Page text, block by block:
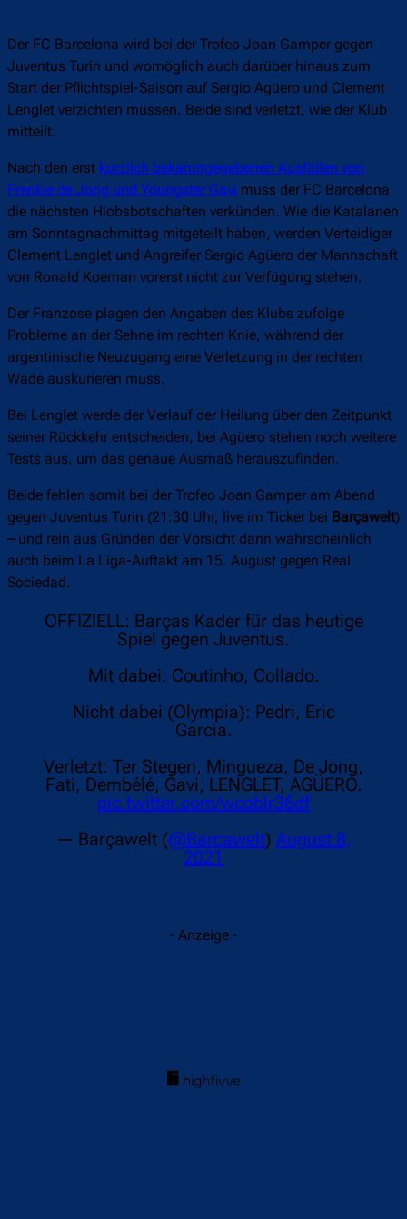
Der FC Barcelona wird bei der Trofeo Joan Gamper gegen
Juventus Turin und womöglich auch darüber hinaus zum
Start der Pflichtspiel-Saison auf Sergio Agüero und Clement
Lenglet verzichten müssen. Beide sind verletzt, wie der Klub
mitteilt.
Nach den erst kürzlich bekanntgegebenen Ausfällen von
Frenkie de Jong und Youngster Gavi muss der FC Barcelona
die nächsten Hiobsbotschaften verkünden. Wie die Katalanen
am Sonntagnachmittag mitgeteilt haben, werden Verteidiger
Clement Lenglet und Angreifer Sergio Agüero der Mannschaft
von Ronald Koeman vorerst nicht zur Verfügung stehen.
Der Franzose plagen den Angaben des Klubs zufolge
Probleme an der Sehne im rechten Knie, während der
argentinische Neuzugang eine Verletzung in der rechten
Wade auskurieren muss.
Bei Lenglet werde der Verlauf der Heilung über den Zeitpunkt
seiner Rückkehr entscheiden, bei Agüero stehen noch weitere
Tests aus, um das genaue Ausmaß herauszufinden.
Beide fehlen somit bei der Trofeo Joan Gamper am Abend
gegen Juventus Turin (21:30 Uhr, live im Ticker bei Barçawelt)
– und rein aus Gründen der Vorsicht dann wahrscheinlich
auch beim La Liga-Auftakt am 15. August gegen Real
Sociedad.
OFFIZIELL: Barças Kader für das heutige
Spiel gegen Juventus.
Mit dabei: Coutinho, Collado.
Nicht dabei (Olympia): Pedri, Eric
Garcia.
Verletzt: Ter Stegen, Mingueza, De Jong,
Fati, Dembélé, Gavi, LENGLET, AGÜERO.
pic.twitter.com/wcoblr36df
— Barçawelt (@Barcawelt) August 8,
2021
- Anzeige -